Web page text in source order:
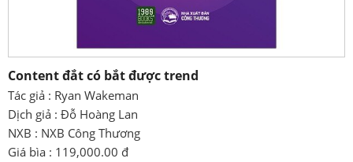
Content đắt có bắt được trend
Tác giả : Ryan Wakeman
Dịch giả : Đỗ Hoàng Lan
NXB : NXB Công Thương
Giá bìa : 119,000.00 đ